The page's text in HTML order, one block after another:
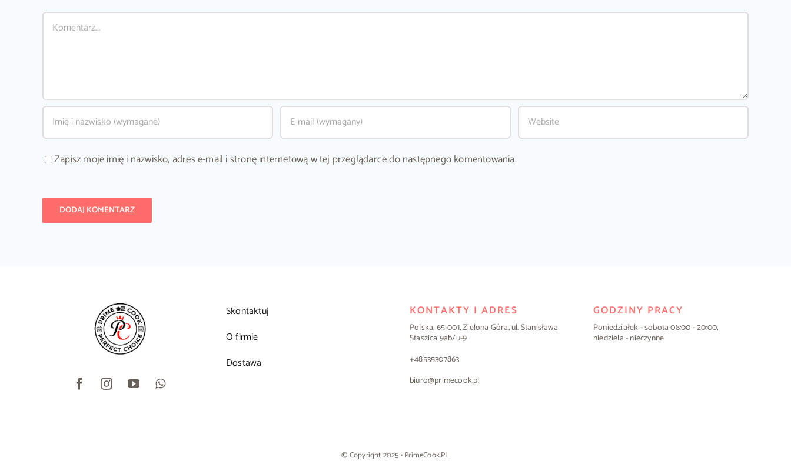
Comment
Zapisz moje imię i nazwisko, adres e-mail i stronę internetową w tej przeglądarce do następnego komentowania.
Skontaktuj
O firmie
Dostawa
KONTAKTY I ADRES
Polska, 65-001, Zielona Góra, ul. Stanisława
Staszica 9ab/u-9
+48535307863
biuro@primecook.pl
GODZINY PRACY
Poniedziałek - sobota 08:00 - 20:00,
niedziela - nieczynne
© Copyright 2025 • PrimeCook.PL